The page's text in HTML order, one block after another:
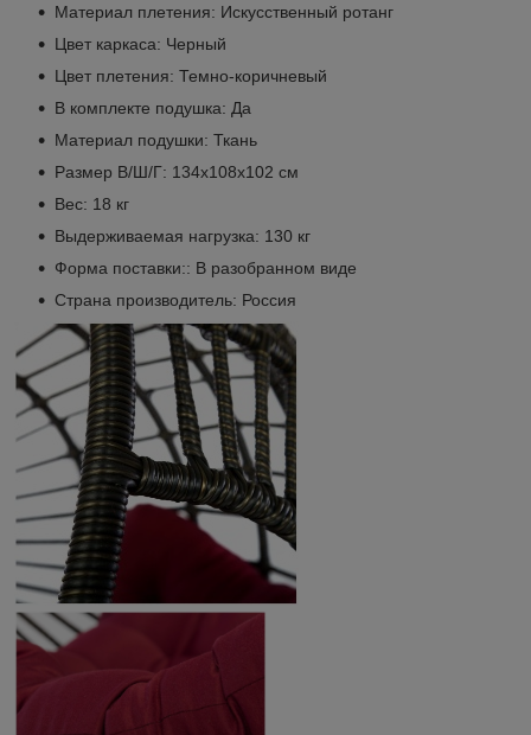
Материал плетения: Искусственный ротанг
Цвет каркаса: Черный
Цвет плетения: Темно-коричневый
В комплекте подушка: Да
Материал подушки: Ткань
Размер В/Ш/Г: 134х108х102 см
Вес: 18 кг
Выдерживаемая нагрузка: 130 кг
Форма поставки:: В разобранном виде
Страна производитель: Россия